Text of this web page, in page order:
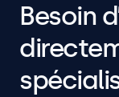
Besoin